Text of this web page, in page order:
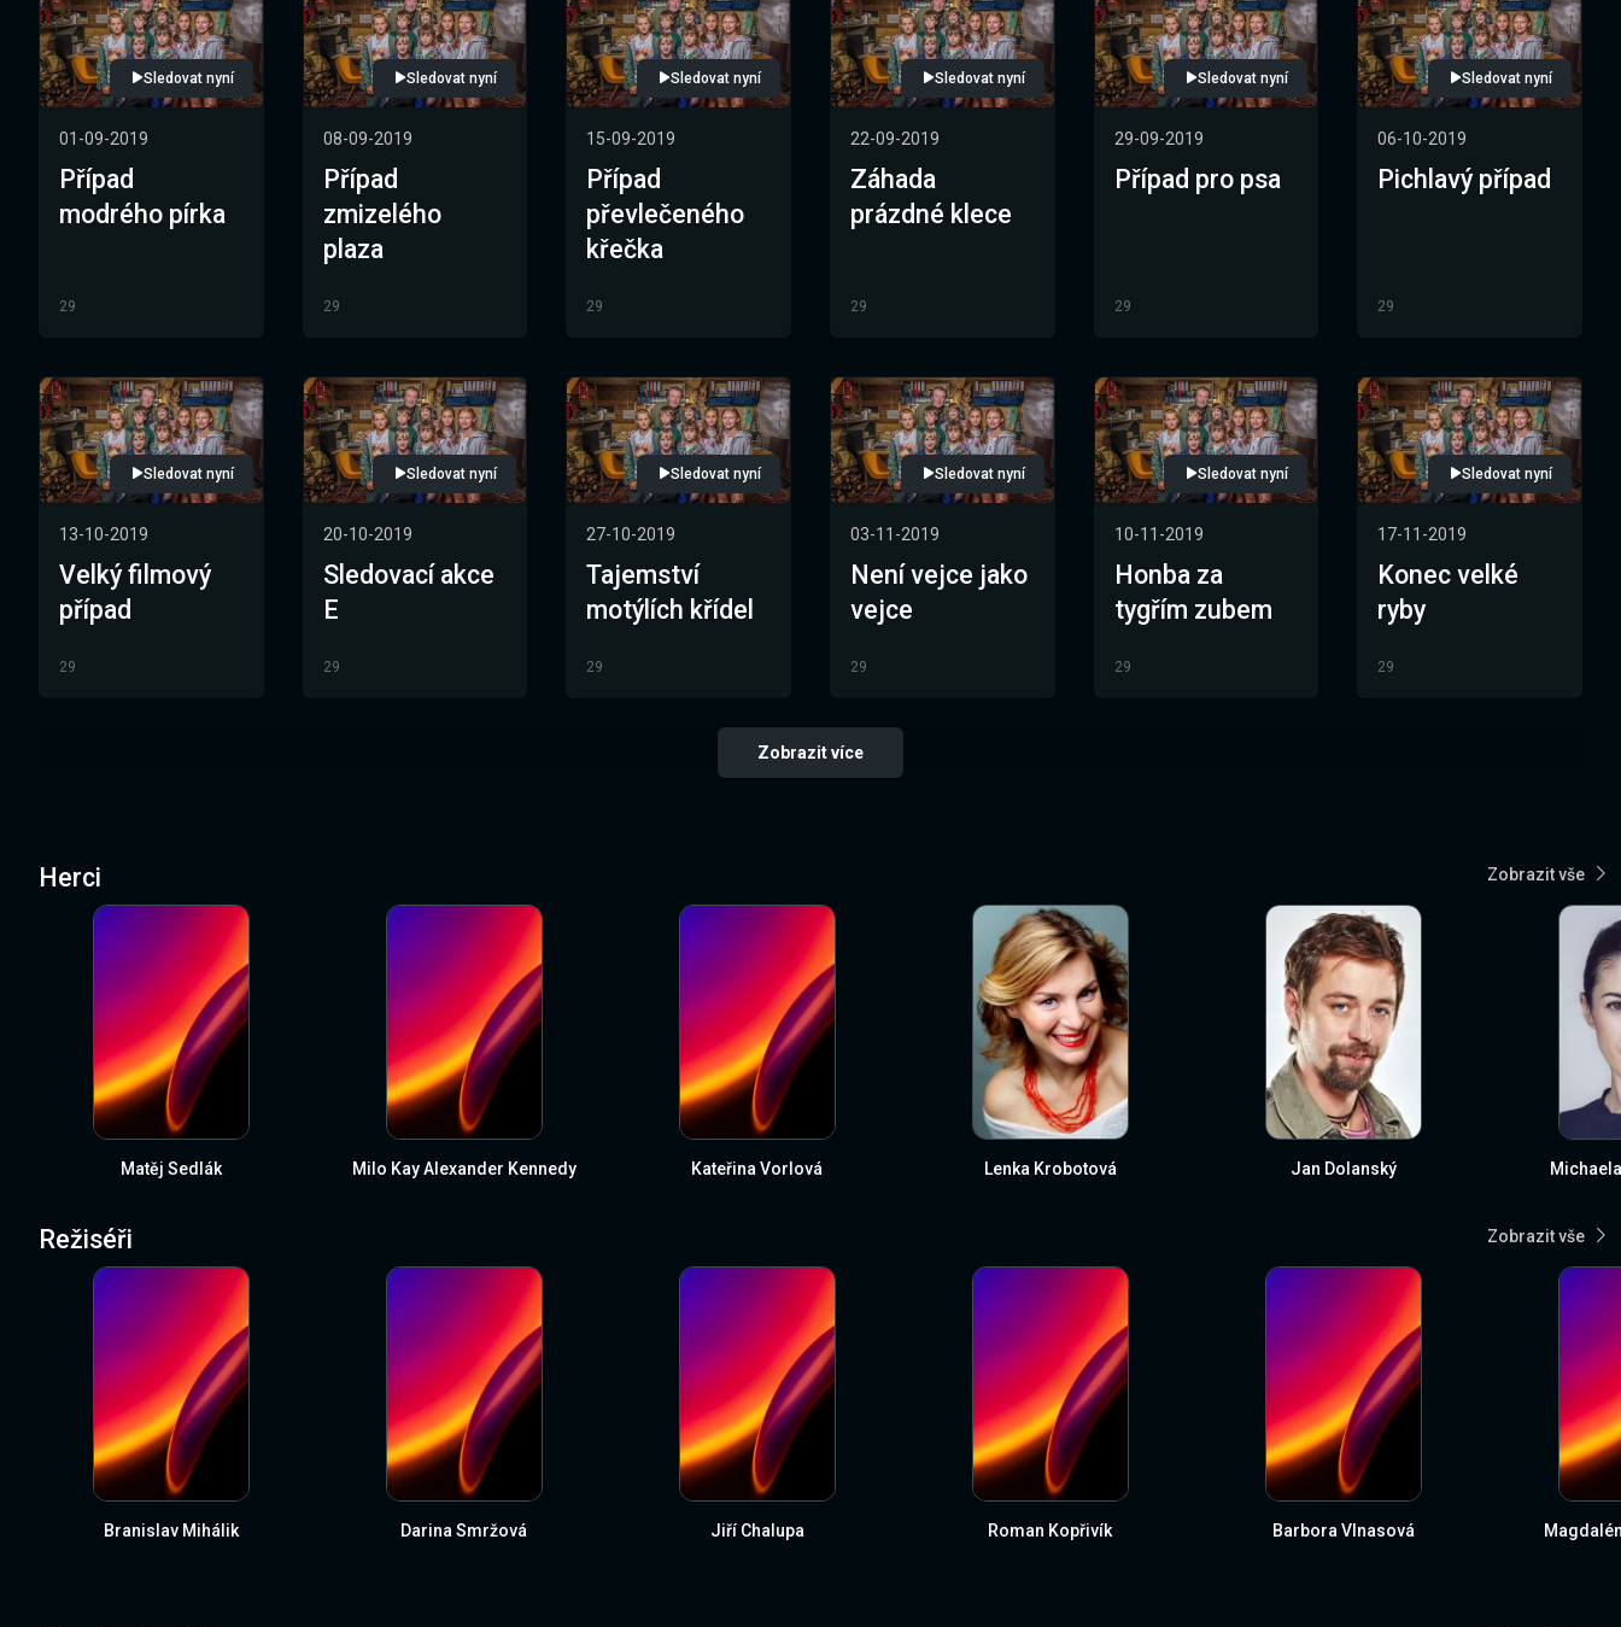
Sledovat nyní
01-09-2019
Případ
modrého pírka
29
Sledovat nyní
08-09-2019
Případ
zmizelého
plaza
29
Sledovat nyní
15-09-2019
Případ
převlečeného
křečka
29
Sledovat nyní
22-09-2019
Záhada
prázdné klece
29
Sledovat nyní
29-09-2019
Případ pro psa
29
Sledovat nyní
06-10-2019
Pichlavý případ
29
Sledovat nyní
13-10-2019
Velký filmový
případ
29
Sledovat nyní
20-10-2019
Sledovací akce
E
29
Sledovat nyní
27-10-2019
Tajemství
motýlích křídel
29
Sledovat nyní
03-11-2019
Není vejce jako
vejce
29
Sledovat nyní
10-11-2019
Honba za
tygřím zubem
29
Sledovat nyní
17-11-2019
Konec velké
ryby
29
Zobrazit více
Herci Zobrazit vše
Matěj Sedlák Milo Kay Alexander Kennedy Kateřina Vorlová Lenka Krobotová Jan Dolanský
Režiséři Zobrazit vše
Branislav Mihálik Darina Smržová Jiří Chalupa Roman Kopřivík Barbora Vlnasová